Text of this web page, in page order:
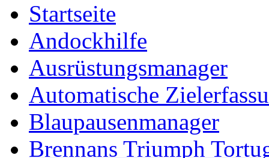
Startseite
Andockhilfe
Ausrüstungsmanager
Automatische
Blaupausenmanager
Brennans Triumph